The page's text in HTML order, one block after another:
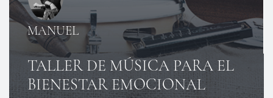
MANUEL
TALLER DE MÚSICA PARA EL
BIENESTAR EMOCIONAL